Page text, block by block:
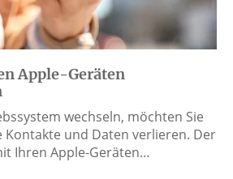
Apple-Geräten
wechseln, möchten Sie
Kontakte und Daten verlieren. Der
Ihren Apple-Geräten…